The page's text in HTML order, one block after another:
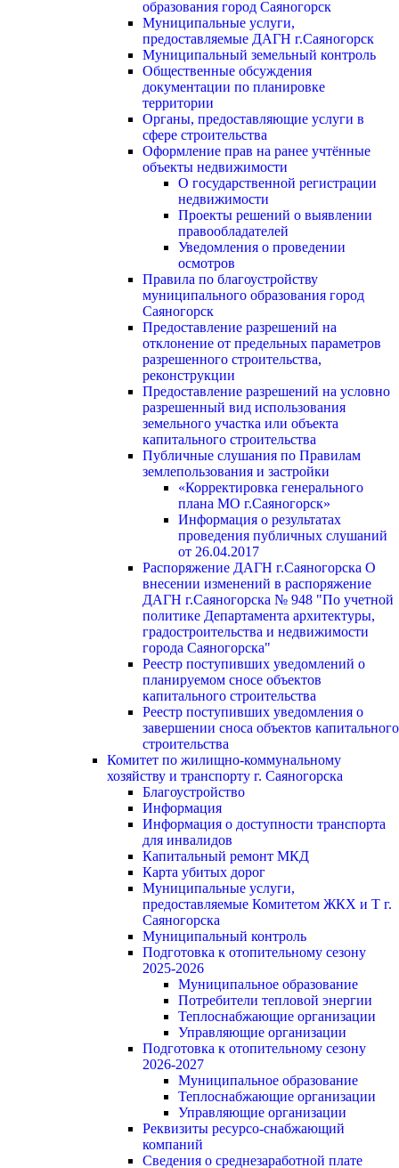
образования город Саяногорск
Муниципальные услуги,
предоставляемые ДАГН г.Саяногорск
Муниципальный земельный контроль
Общественные обсуждения
документации по планировке
территории
Органы, предоставляющие услуги в
сфере строительства
Оформление прав на ранее учтённые
объекты недвижимости
О государственной регистрации
недвижимости
Проекты решений о выявлении
правообладателей
Уведомления о проведении
осмотров
Правила по благоустройству
муниципального образования город
Саяногорск
Предоставление разрешений на
отклонение от предельных параметров
разрешенного строительства,
реконструкции
Предоставление разрешений на условно
разрешенный вид использования
земельного участка или объекта
капитального строительства
Публичные слушания по Правилам
землепользования и застройки
«Корректировка генерального
плана МО г.Саяногорск»
Информация о результатах
проведения публичных слушаний
от 26.04.2017
Распоряжение ДАГН г.Саяногорска О
внесении изменений в распоряжение
ДАГН г.Саяногорска № 948 "По учетной
политике Департамента архитектуры,
градостроительства и недвижимости
города Саяногорска"
Реестр поступивших уведомлений о
планируемом сносе объектов
капитального строительства
Реестр поступивших уведомления о
завершении сноса объектов капитального
строительства
Комитет по жилищно-коммунальному
хозяйству и транспорту г. Саяногорска
Благоустройство
Информация
Информация о доступности транспорта
для инвалидов
Капитальный ремонт МКД
Карта убитых дорог
Муниципальные услуги,
предоставляемые Комитетом ЖКХ и Т г.
Саяногорска
Муниципальный контроль
Подготовка к отопительному сезону
2025-2026
Муниципальное образование
Потребители тепловой энергии
Теплоснабжающие организации
Управляющие организации
Подготовка к отопительному сезону
2026-2027
Муниципальное образование
Теплоснабжающие организации
Управляющие организации
Реквизиты ресурсо-снабжающий
компаний
Сведения о среднезаработной плате